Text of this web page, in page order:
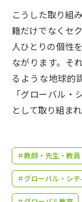
先輩が入学を決めた
新生活お役立ちガイド
大学で学びたい
学問のミニ講義「夢
こうした取り組
籍だけでなくセ
人ひとりの個性
ながります。そ
るような地球的
「グローバル
として取り組ま
＃教師・先生・教員
＃グローバル・シ